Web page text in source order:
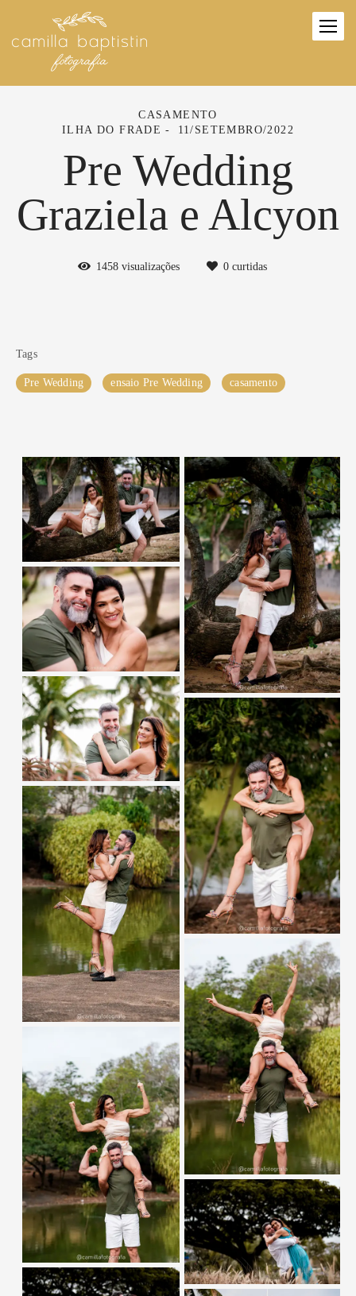
CASAMENTO
ILHA DO FRADE
11/SETEMBRO/2022
Pre Wedding
Graziela e Alcyon
1458visualizações 0curtidas
Tags
Pre Wedding ensaio Pre Wedding casamento